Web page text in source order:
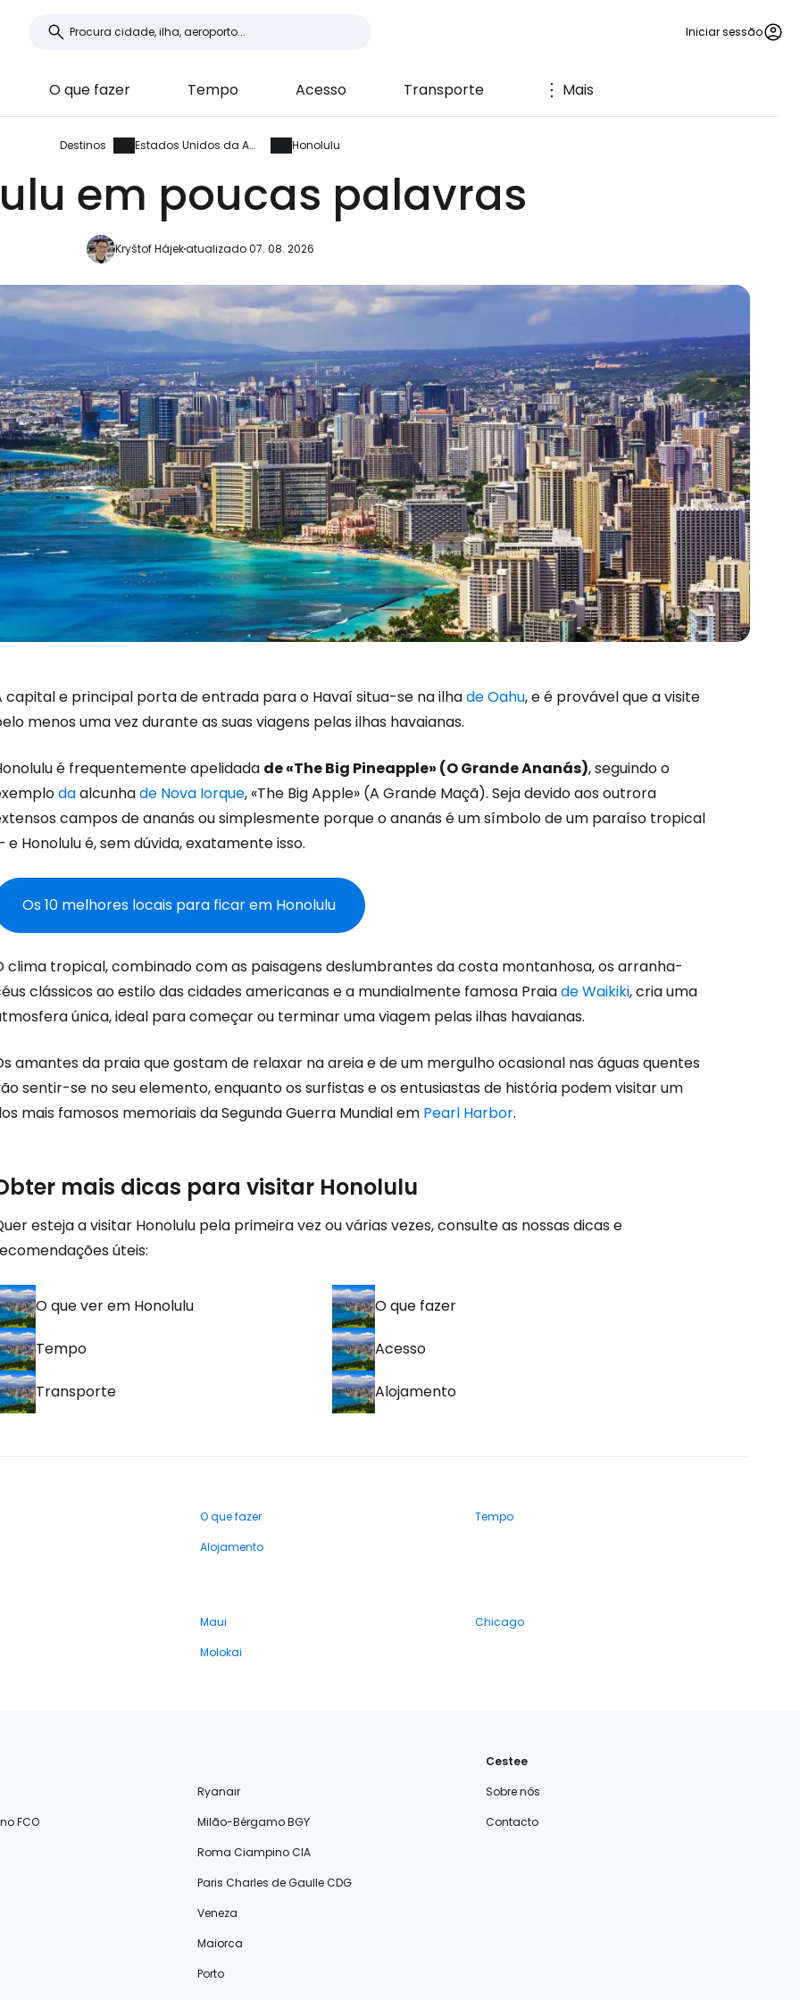
Iniciar sessão
O que fazer Tempo Acesso Transporte Mais
Destinos Estados Unidos da América Honolulu
em poucas palavras
Kryštof Hájekatualizado 07. 08. 2026
capital e principal porta de entrada para o Havaí situa-se na ilhade Oahu, e é provável que a visite
menos uma vez durante as suas viagens pelas ilhas havaianas.
é frequentemente apelidada de «The Big Pineapple» (O Grande Ananás), seguindo o
daalcunhade Nova Iorque, «The Big Apple» (A Grande Maçã). Seja devido aos outrora
campos de ananás ou simplesmente porque o ananás é um símbolo de um paraíso tropical
e Honolulu é, sem dúvida, exatamente isso.
Os 10 melhores locais para ficar em Honolulu
clima tropical, combinado com as paisagens deslumbrantes da costa montanhosa, os arranha-
clássicos ao estilo das cidades americanas e a mundialmente famosa Praiade Waikiki, cria uma
única, ideal para começar ou terminar uma viagem pelas ilhas havaianas.
amantes da praia que gostam de relaxar na areia e de um mergulho ocasional nas águas quentes
sentir-se no seu elemento, enquanto os surfistas e os entusiastas de história podem visitar um
mais famosos memoriais da Segunda Guerra Mundial em Pearl Harbor.
mais dicas para visitar Honolulu
esteja a visitar Honolulu pela primeira vez ou várias vezes, consulte as nossas dicas e
úteis:
O que ver em Honolulu O que fazer
Tempo Acesso
Transporte Alojamento
O que fazer
Tempo
Alojamento
Maui
Chicago
Molokai
Ryanair
FCO
Milão-Bérgamo BGY
Roma Ciampino CIA
Paris Charles de Gaulle CDG
Veneza
Maiorca
Porto
Cestee
Sobre nós
Contacto
Iniciar sessão no Cestee
... a comunidade mundial de viajantes
Continuar com o Google
Continuar com o Facebook
Continuar com o correio eletrónico